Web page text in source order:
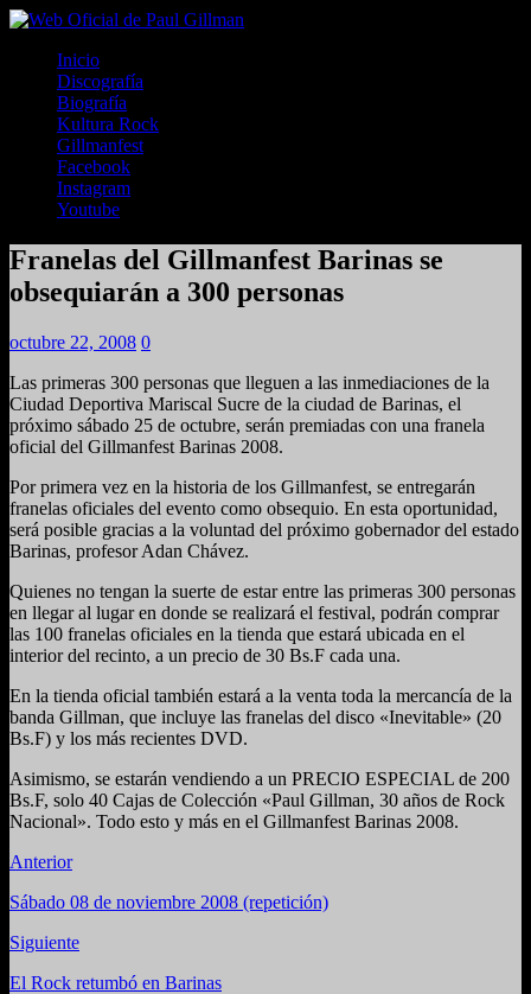
Inicio
Discografía
Biografía
Kultura Rock
Gillmanfest
Facebook
Instagram
Youtube
Franelas del Gillmanfest Barinas se
obsequiarán a 300 personas
octubre 22, 2008 0
Las primeras 300 personas que lleguen a las inmediaciones de la
Ciudad Deportiva Mariscal Sucre de la ciudad de Barinas, el
próximo sábado 25 de octubre, serán premiadas con una franela
oficial del Gillmanfest Barinas 2008.
Por primera vez en la historia de los Gillmanfest, se entregarán
franelas oficiales del evento como obsequio. En esta oportunidad,
será posible gracias a la voluntad del próximo gobernador del estado
Barinas, profesor Adan Chávez.
Quienes no tengan la suerte de estar entre las primeras 300 personas
en llegar al lugar en donde se realizará el festival, podrán comprar
las 100 franelas oficiales en la tienda que estará ubicada en el
interior del recinto, a un precio de 30 Bs.F cada una.
En la tienda oficial también estará a la venta toda la mercancía de la
banda Gillman, que incluye las franelas del disco «Inevitable» (20
Bs.F) y los más recientes DVD.
Asimismo, se estarán vendiendo a un PRECIO ESPECIAL de 200
Bs.F, solo 40 Cajas de Colección «Paul Gillman, 30 años de Rock
Nacional». Todo esto y más en el Gillmanfest Barinas 2008.
Anterior
Sábado 08 de noviembre 2008 (repetición)
Siguiente
El Rock retumbó en Barinas